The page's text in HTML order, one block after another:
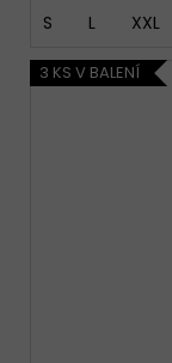
S L XXL
3 KS V BALENÍ